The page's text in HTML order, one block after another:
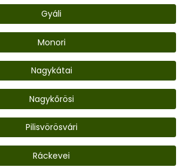
Gyáli
Monori
Nagykátai
Nagykőrösi
Pilisvörösvári
Ráckevei